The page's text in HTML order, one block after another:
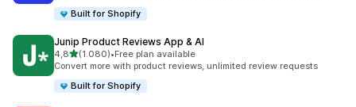
Built for Shopify
Junip Product Reviews App & AI
4,8stelle su 5
(1.080)
1080 recensioni totali
•Free plan available
Convert more with product reviews, unlimited review requests
Built for Shopify